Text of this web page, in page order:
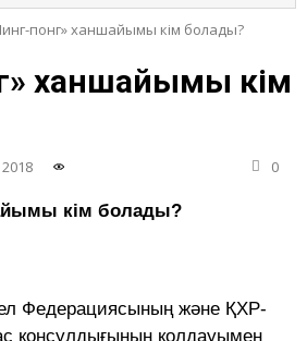
понг» ханшайымы кім болады?
ханшайымы кім
0
кім болады?
Федерациясының және ҚХР-
консулдығының қолдауымен